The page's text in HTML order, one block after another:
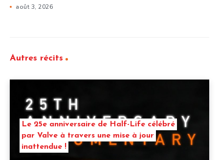
août 3, 2026
Autres récits
Le 25e anniversaire de Half-Life célébré
par Valve à travers une mise à jour
inattendue !